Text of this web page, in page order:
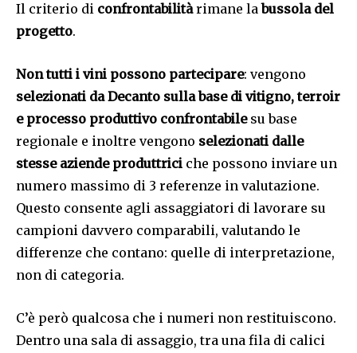
Il criterio di confrontabilitàrimane labussola del
progetto.
Non tutti i vini possono partecipare: vengono
selezionati da Decanto sulla base di vitigno, terroir
e processo produttivo confrontabilesu base
regionale e inoltre vengono selezionati dalle
stesse aziende produttrici che possono inviare un
numero massimo di 3 referenze in valutazione.
Questo consente agli assaggiatori di lavorare su
campioni davvero comparabili, valutando le
differenze che contano: quelle di interpretazione,
non di categoria.
C’è però qualcosa che i numeri non restituiscono.
Dentro una sala di assaggio, tra una fila di calici